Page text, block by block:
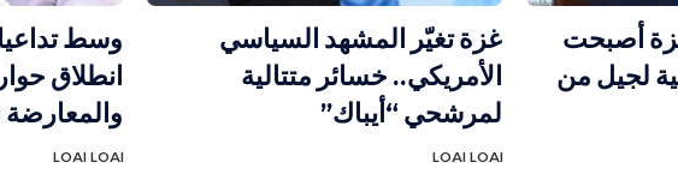
أصبحت
لجيل من
غزة تغيّر المشهد السياسي
الأمريكي.. خسائر متتالية
لمرشحي “أيباك”
LOAI LOAI
وسط
انطلاق
والمعارضة
LOAI LOAI